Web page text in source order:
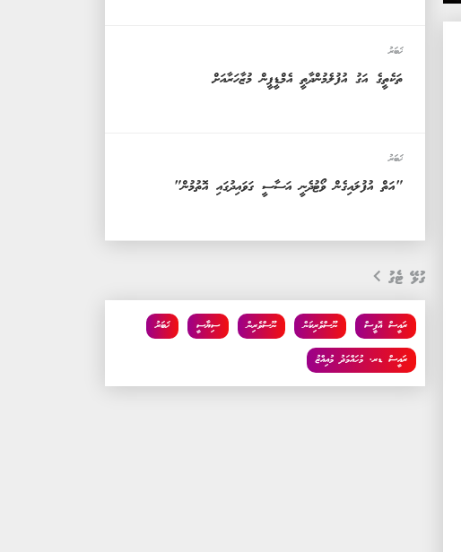
ޚަބަރު
ތަކެތީގެ އަގު އުފުލެމުންދާތީ އެމްޑީޕީން މުޒާހަރާއަށް
ޚަބަރު
"އަތް އުފުލައިގެން ވޯޓުދެނީ އަސާސީ ގަވައިދުގައި އޮތުމުން"
ގުޅޭ ޓެގު
ޚަބަރު ސިޔާސީ ނޫސްވެރިން ނޫސްވެރިކަން ރައީސް އޮފީސް
ރައީސް ޑރ. މުހައްމަދު މުއިއްޒު